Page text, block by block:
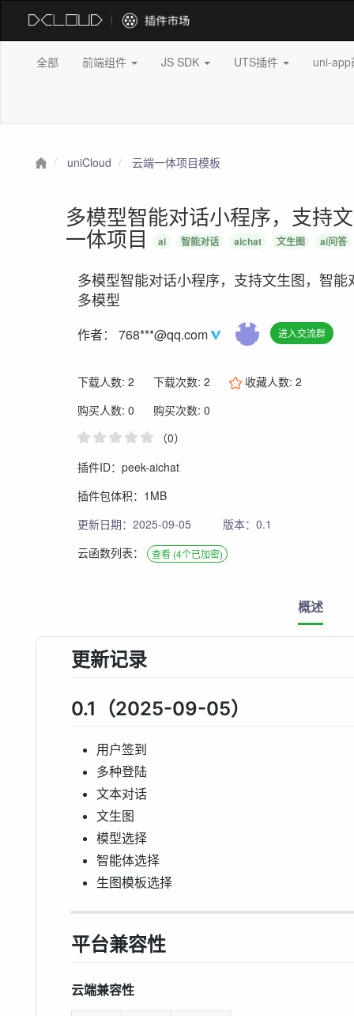
全部 前端组件 JS SDK UTS插件 uni-
uniCloud 云端一体项目模板
多模型智能对话小程序，支持
一体项目 ai 智能对话 aichat 文生图 ai问答
多模型智能对话小程序，支持文生图，智
多模型
作者：768***@qq.com 进入交流群
下载人数: 2 下载次数: 2 收藏人数:2
购买人数: 0
购买次数: 0
（0）
插件ID：peek-aichat
插件包体积：1MB
更新日期：2025-09-05
版本：0.1
云函数列表：
查看 (4个已加密)
概述
更新记录
0.1（2025-09-05）
用户签到
多种登陆
文本对话
文生图
模型选择
智能体选择
生图模板选择
平台兼容性
云端兼容性